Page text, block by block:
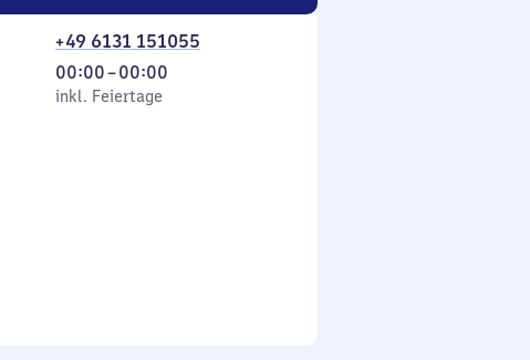
+49 6131 151055
inkl. Feiertage
00:00–00:00
Von
0
inkl. Feiertage